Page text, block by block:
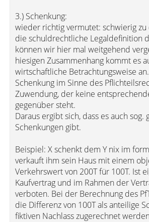
3.) Schenkung:
wieder richtig vermutet: schwierig
die schuldrechtliche Legaldefinition
können wir hier mal weitgehend
hiesigen Zusammenhang kommt es
wirtschaftliche Betrachtungsweise
Schenkung im Sinne des
Zuwendung, der keine
gegenüber steht.
Daraus ergibt sich, dass es auch sog.
Schenkungen gibt.
Beispiel: X schenkt dem Y nix im
verkauft ihm sein Haus mit einem
Verkehrswert von 200T für 100T. Ist
Kaufvertrag und im Rahmen der
verboten. Bei der Berechnung des
die Differenz von 100T als anteilige
fiktiven Nachlass zugerechnet